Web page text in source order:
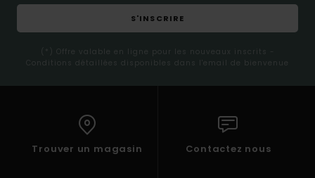
S'INSCRIRE
(*) Offre valable en ligne pour les nouveaux inscrits -
Conditions détaillées disponibles dans l'email de bienvenue
Trouver un magasin Contactez nous